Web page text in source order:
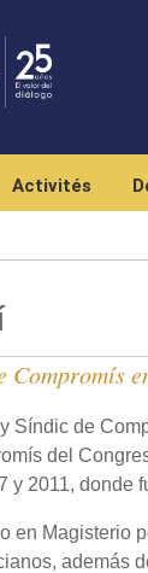
Activités
Compromís
Síndic de
del
y 2011, donde
en Magisterio
además